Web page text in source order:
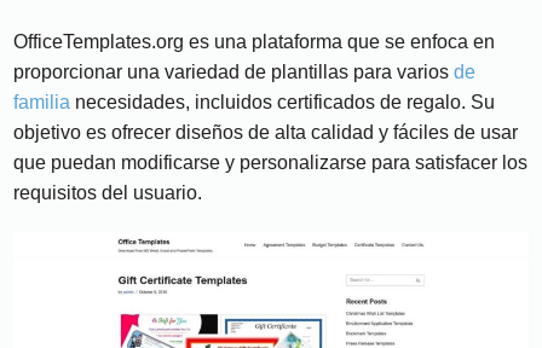
OfficeTemplates.org es una plataforma que se enfoca en
proporcionar una variedad de plantillas para variosde
familia necesidades, incluidos certificados de regalo. Su
objetivo es ofrecer diseños de alta calidad y fáciles de usar
que puedan modificarse y personalizarse para satisfacer los
requisitos del usuario.